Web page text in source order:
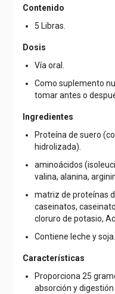
Contenido
5 Libras.
Dosis
Vía oral.
Como suplemento
tomar antes o
Ingredientes
Proteína de suero
hidrolizada).
aminoácidos
valina, alanina,
matriz de proteínas
caseinatos,
cloruro de potasio,
Contiene leche y soja.
Características
Proporciona 25
absorción y digestión